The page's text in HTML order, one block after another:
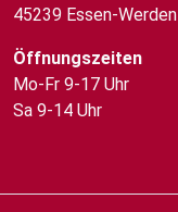
45239 Essen-Werden
Öffnungszeiten
Mo-Fr 9-17 Uhr
Sa 9-14 Uhr